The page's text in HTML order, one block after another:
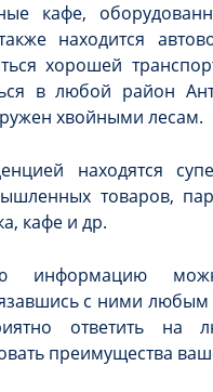
кафе,
находится
хорошей
в любой район
хвойными лесам.
находятся
товаров,
кафе и др.
информацию
с ними
ответить на
преимущества